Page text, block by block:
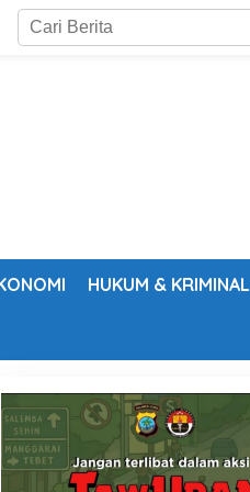
HUKUM & KRIMINAL